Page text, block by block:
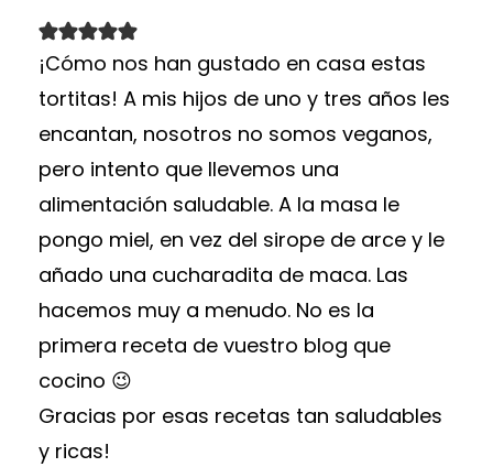
¡Cómo nos han gustado en casa estas
tortitas! A mis hijos de uno y tres años les
encantan, nosotros no somos veganos,
pero intento que llevemos una
alimentación saludable. A la masa le
pongo miel, en vez del sirope de arce y le
añado una cucharadita de maca. Las
hacemos muy a menudo. No es la
primera receta de vuestro blog que
cocino 😉
Gracias por esas recetas tan saludables
y ricas!